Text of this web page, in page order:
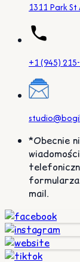
1311 Park
+1 (945)
*Obecnie
mail.